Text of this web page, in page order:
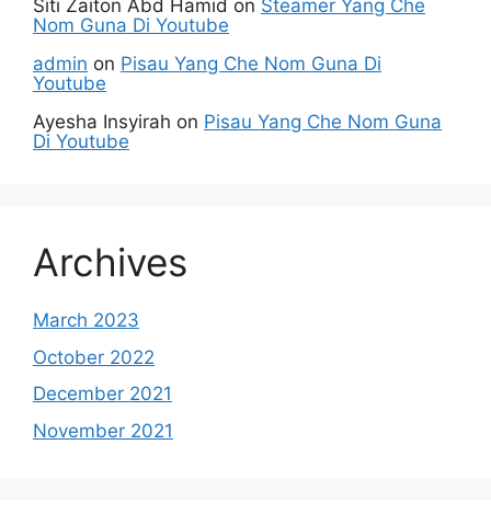
Siti Zaiton Abd Hamid on Steamer Yang Che
Nom Guna Di Youtube
admin on Pisau Yang Che Nom Guna Di
Youtube
Ayesha Insyirah on Pisau Yang Che Nom Guna
Di Youtube
Archives
March 2023
October 2022
December 2021
November 2021